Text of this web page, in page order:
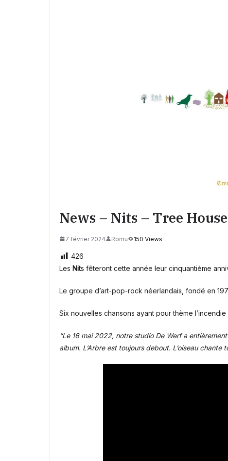
News – Nits – Tree
7 février 2024 Romu 150 Views
426
Les Nits fêteront cette année leur cinquantième
Le groupe d’art-pop-rock néerlandais, fondé en
Six nouvelles chansons ayant pour thème
“Le 16 mai 2022, notre studio De Werf a
album. L’Arbre est toujours debout. L’oiseau chante